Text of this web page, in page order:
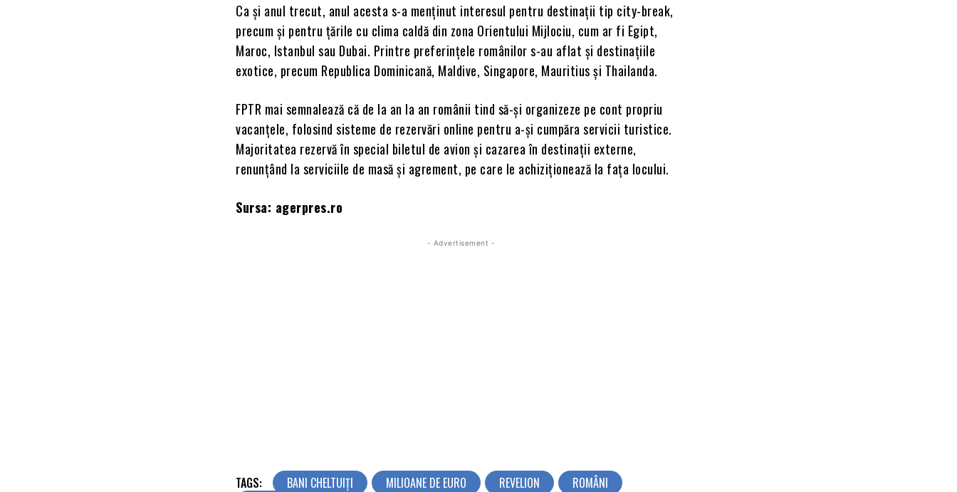
Ca şi anul trecut, anul acesta s-a menţinut interesul pentru destinaţii tip city-break,
precum şi pentru ţările cu clima caldă din zona Orientului Mijlociu, cum ar fi Egipt,
Maroc, Istanbul sau Dubai. Printre preferinţele românilor s-au aflat şi destinaţiile
exotice, precum Republica Dominicană, Maldive, Singapore, Mauritius şi Thailanda.
FPTR mai semnalează că de la an la an românii tind să-şi organizeze pe cont propriu
vacanţele, folosind sisteme de rezervări online pentru a-şi cumpăra servicii turistice.
Majoritatea rezervă în special biletul de avion şi cazarea în destinaţii externe,
renunţând la serviciile de masă şi agrement, pe care le achiziţionează la faţa locului.
Sursa: agerpres.ro
- Advertisement -
TAGS: BANI CHELTUIȚI MILIOANE DE EURO REVELION ROMÂNI